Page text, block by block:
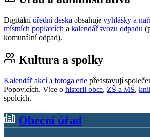
Digitální úřední deska obsahuje vyhlášky a
místních poplatcích a kalendář svozu odpadu
komunální odpad).
Kultura a spolky
Kalendář akcía fotogalerie představují
Popovicích. Více o historii obce, ZŠ a MŠ,
spolcích.
Obecní úřad